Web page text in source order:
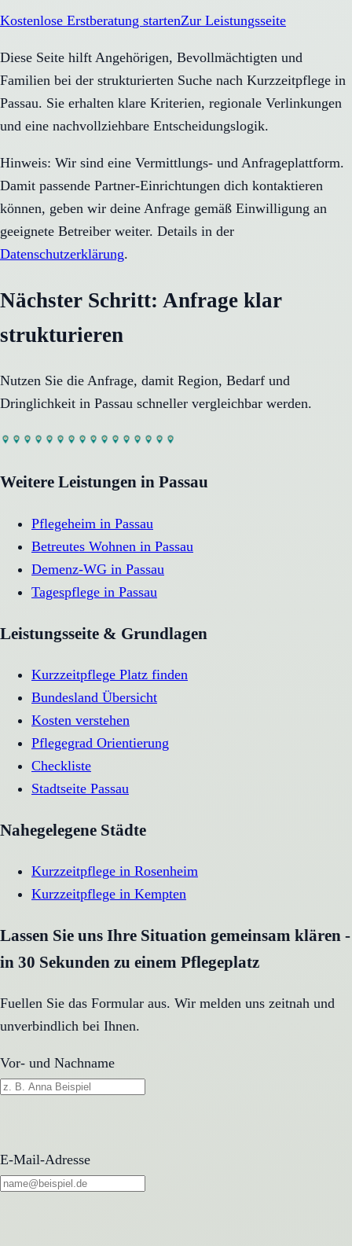
Kostenlose Erstberatung startenZur Leistungsseite
Diese Seite hilft Angehörigen, Bevollmächtigten und
Familien bei der strukturierten Suche nach Kurzzeitpflege in
Passau. Sie erhalten klare Kriterien, regionale Verlinkungen
und eine nachvollziehbare Entscheidungslogik.
Hinweis: Wir sind eine Vermittlungs- und Anfrageplattform.
Damit passende Partner-Einrichtungen dich kontaktieren
können, geben wir deine Anfrage gemäß Einwilligung an
geeignete Betreiber weiter. Details in der
Datenschutzerklärung.
Nächster Schritt: Anfrage klar
strukturieren
Nutzen Sie die Anfrage, damit Region, Bedarf und
Dringlichkeit in Passau schneller vergleichbar werden.
Weitere Leistungen in Passau
Pflegeheim in Passau
Betreutes Wohnen in Passau
Demenz-WG in Passau
Tagespflege in Passau
Leistungsseite & Grundlagen
Kurzzeitpflege Platz finden
Bundesland Übersicht
Kosten verstehen
Pflegegrad Orientierung
Checkliste
Stadtseite Passau
Nahegelegene Städte
Kurzzeitpflege in Rosenheim
Kurzzeitpflege in Kempten
Lassen Sie uns Ihre Situation gemeinsam klären -
in 30 Sekunden zu einem Pflegeplatz
Fuellen Sie das Formular aus. Wir melden uns zeitnah und
unverbindlich bei Ihnen.
Vor- und Nachname
E-Mail-Adresse